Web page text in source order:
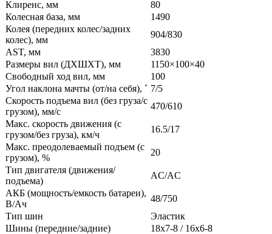
Клиренс, мм
80
Колесная база, мм
1490
Колея (передних колес/задних
колес), мм
904/830
AST, мм
3830
Размеры вил (ДXШXТ), мм
1150×100×40
Свободный ход вил, мм
100
Угол наклона мачты (от/на себя), ˚ 7/5
Скорость подъема вил (без груза/с
грузом), мм/с
470/610
Макс. скорость движения (с
грузом/без груза), км/ч
16.5/17
Макс. преодолеваемый подъем (с
грузом), %
20
Тип двигателя (движения/
подъема)
AC/AC
АКБ (мощность/емкость батареи),
В/Ач
48/750
Тип шин
Эластик
Шины (передние/задние)
18x7-8 / 16x6-8